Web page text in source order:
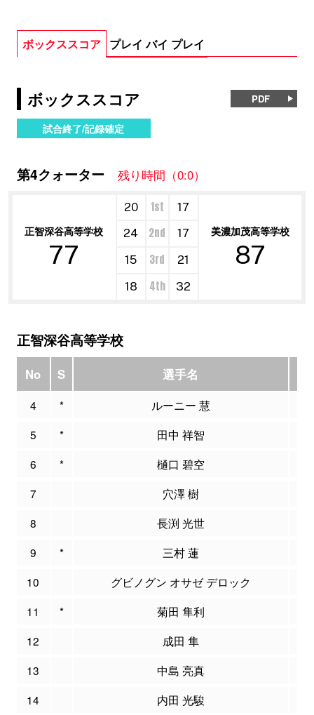
ボックススコア プレイ バイ プレイ
ボックススコア PDF
試合終了/記録確定
第4クォーター 残り時間（0:0）
正智深谷高等学校
77
20 1st
17
美濃加茂高等学校
87
24 2nd
17
15
3rd
21
18
4th 32
正智深谷高等学校
No S 選手名
4 * ルーニー 慧
5
* 田中 祥智
6
* 樋口 碧空
7
穴澤 樹
8
長渕 光世
9
* 三村 蓮
10
グビノグン オサゼ デロック
11
* 菊田 隼利
12
成田 隼
13
中島 亮真
14
内田 光駿